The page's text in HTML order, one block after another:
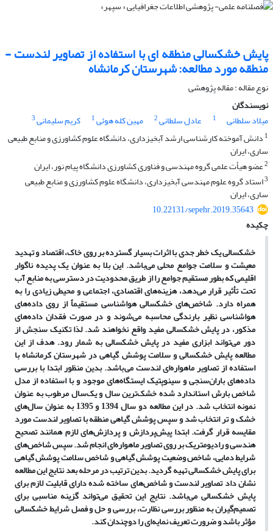
پایش خشکسالی منطقه ای با استفاده از تصاویر لندست -
منطقه مورد مطالعه: شهرستان کرمانشاه
نوع مقاله : مقاله پژوهشی
نویسندگان
میلاد سلطانی
1 عادل سلطانی2 مهین کله هوئی1 کریم سلیمانی3
1 دانش آموخته کارشناسی ارشد آبخیزداری، دانشگاه علوم کشاورزی و منابع طبیعی
ساری، ایران
2عضو هیأت علمی گروه مهندسی و فناوری کشاورزی دانشگاه پیام نور، ایران
3استاد گروه علوم مهندسی آبخیزداری، دانشگاه علوم کشاورزی و منابع طبیعی
ساری، ایران
10.22131/sepehr.2019.35643
چکیده
خشکسالی یک خطر جدی با اثرات بسیار گسترده بر روی خاک، اقتصاد و تهدید
معیشت و سلامت جوامع محلی میباشد. این بلا به عنوان یک پدیده ناگوار
اقلیمی که بطور مستقیم جوامع را از طریق محدودیت در دسترسی به منابع آب
تحت تأثیر قرار میدهد، هزینههای اقتصادی، اجتماعی و محیطی زیادی را به
همراه دارد. شاخصهای خشکسالی هواشناسی مستقیماً از روی دادههای
هواشناسی نظیر بارندگی محاسبه میشوند و در صورت فقدان دادههای
مذکور، در پایش خشکسالی مفید واقع نخواهند شد. لذا تکنیک سنجش از
دور میتواند ابزاری مفید در پایش خشکسالی به شمار رود. هدف از این
مطالعه پایش خشکسالی و سلامت پوشش گیاهی در شهرستان کرمانشاه با
استفاده از تصاویر ماهوارهای لندست میباشد. بدین منظور ابتدا با بررسی
دادههای بارانسنجی و سینوپتیک ایستگاههای موجود و با استفاده از مدل
شاخص بارش استاندارد شده خشکترین سال و یکسال مرطوب به عنوان
نمونه انتخاب شد. در این مطالعه دو سال 1394 و 1395 به عنوان سال های
خشک و تر انتخاب شد و سپس پوشش گیاهی منطقه با تصاویر لندست مورد
مقایسه قرار گرفت. ابتدا پیشپردازش و پردازشهای لازم همانند تصحیح
هندسی و رادیومتریک بر روی تصاویر ماهوارهای انجام شد. سپس شاخصهای
شرایط دمایی، شاخص وضعیت پوشش گیاهی و شاخص سلامت پوشش گیاهی
برای پایش خشکسالی تهیه گردید. بدین ترتیب در مرحله بعد نتایج این مطالعه
نشان داد تصاویر لندست و شاخصهای ساخته شده دارای قابلیت لازم برای
پایش خشکسالی میباشد. نتایج این تحقیق میتواند گزینه مناسبی برای
تصمیمگیران به منظور بررسی نظارت، بررسی و حل و فصل شرایط خشکسالی
مؤثر باشد و ضرورت تعریف نمایهای را دوچندان کند.